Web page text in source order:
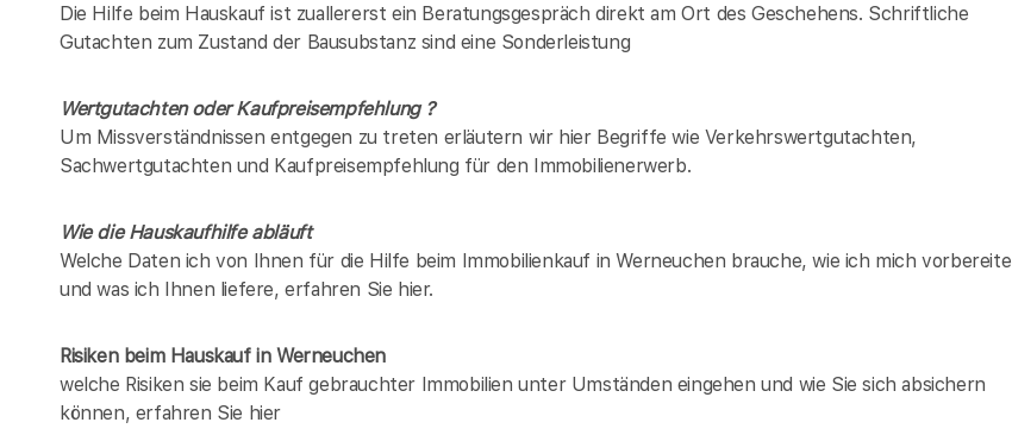
Die Hilfe beim Hauskauf ist zuallererst ein Beratungsgespräch direkt am Ort des Geschehens. Schriftliche
Gutachten zum Zustand der Bausubstanz sind eine Sonderleistung
Wertgutachten oder Kaufpreisempfehlung ?
Um Missverständnissen entgegen zu treten erläutern wir hier Begriffe wie Verkehrswertgutachten,
Sachwertgutachten und Kaufpreisempfehlung für den Immobilienerwerb.
Wie die Hauskaufhilfe abläuft
Welche Daten ich von Ihnen für die Hilfe beim Immobilienkauf in Werneuchen brauche, wie ich mich vorbereite
und was ich Ihnen liefere, erfahren Sie hier.
Risiken beim Hauskaufin Werneuchen
welche Risiken sie beim Kauf gebrauchter Immobilien unter Umständen eingehen und wie Sie sich absichern
können, erfahren Sie hier